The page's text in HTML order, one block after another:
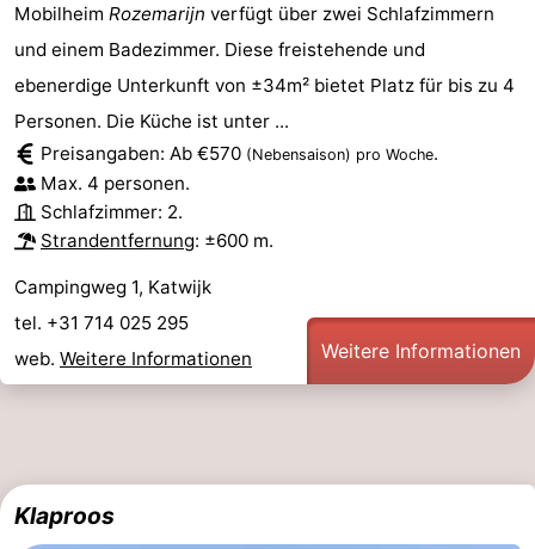
Mobilheim Rozemarijn verfügt über zwei Schlafzimmern
und einem Badezimmer. Diese freistehende und
ebenerdige Unterkunft von ±34m² bietet Platz für bis zu 4
Personen. Die Küche ist unter ...
Preisangaben: Ab €570 (Nebensaison) pro Woche.
Max. 4 personen.
Schlafzimmer: 2.
Strandentfernung: ±600 m.
Campingweg 1, Katwijk
tel. +31 714 025 295
web. Weitere Informationen Weitere Informationen
Klaproos